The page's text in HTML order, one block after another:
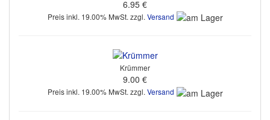
6.95 €
Preis inkl. 19.00% MwSt. zzgl. Versand
Krümmer
9.00 €
Preis inkl. 19.00% MwSt. zzgl. Versand